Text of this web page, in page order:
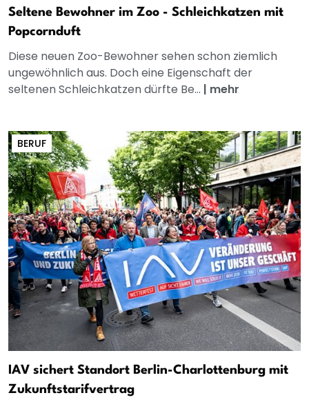
Seltene Bewohner im Zoo - Schleichkatzen mit
Popcornduft
Diese neuen Zoo-Bewohner sehen schon ziemlich
ungewöhnlich aus. Doch eine Eigenschaft der
seltenen Schleichkatzen dürfte Be... | mehr
BERUF
IAV sichert Standort Berlin-Charlottenburg mit
Zukunftstarifvertrag